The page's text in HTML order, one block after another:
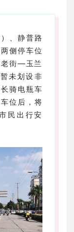
、静普路
侧停车位
街—玉兰
未划设非
骑电瓶车
位后，将
民出行安